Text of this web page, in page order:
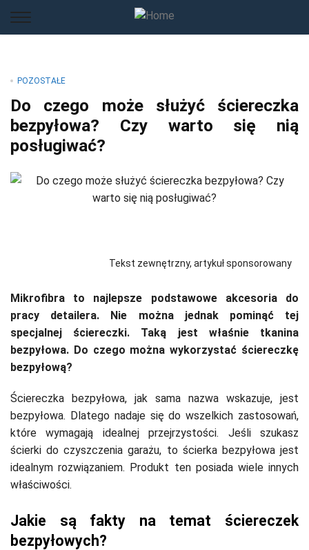
POZOSTAŁE
Do czego może służyć ściereczka
bezpyłowa? Czy warto się nią
posługiwać?
Tekst zewnętrzny, artykuł sponsorowany
Mikrofibra to najlepsze podstawowe akcesoria do
pracy detailera. Nie można jednak pominąć tej
specjalnej ściereczki. Taką jest właśnie tkanina
bezpyłowa. Do czego można wykorzystać ściereczkę
bezpyłową?
Ściereczka bezpyłowa, jak sama nazwa wskazuje, jest
bezpyłowa. Dlatego nadaje się do wszelkich zastosowań,
które wymagają idealnej przejrzystości. Jeśli szukasz
ścierki do czyszczenia garażu, to ścierka bezpyłowa jest
idealnym rozwiązaniem. Produkt ten posiada wiele innych
właściwości.
Jakie są fakty na temat ściereczek
bezpyłowych?